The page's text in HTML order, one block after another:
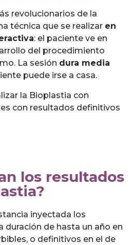
revolucionarios de la
técnica que se realizar en
: el paciente ve en
del procedimiento
La sesión dura media
puede irse a casa.
la Bioplastia con
con resultados definitivos
los resultados
inyectada los
duración de hasta un año en
o definitivos en el de